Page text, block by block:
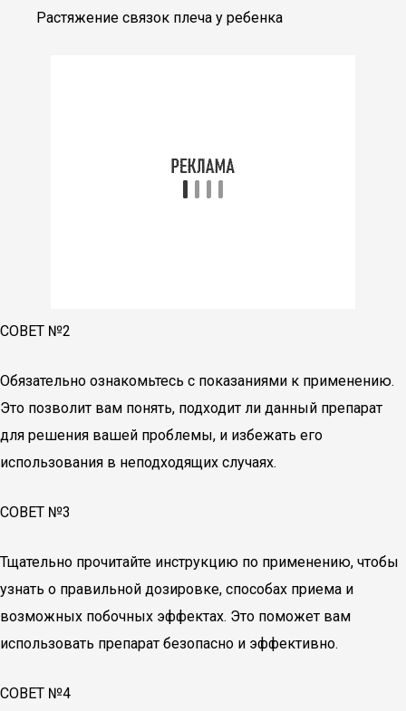
Растяжение связок плеча у ребенка
СОВЕТ №2
Обязательно ознакомьтесь с показаниями к применению.
Это позволит вам понять, подходит ли данный препарат
для решения вашей проблемы, и избежать его
использования в неподходящих случаях.
СОВЕТ №3
Тщательно прочитайте инструкцию по применению, чтобы
узнать о правильной дозировке, способах приема и
возможных побочных эффектах. Это поможет вам
использовать препарат безопасно и эффективно.
СОВЕТ №4